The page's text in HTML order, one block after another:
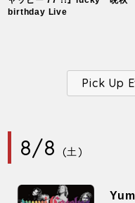
birthday Live
Pick Up
8/8 (土)